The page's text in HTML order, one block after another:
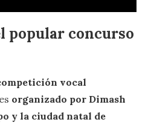
popular concurso
vocal
organizado por Dimash
y la ciudad natal de